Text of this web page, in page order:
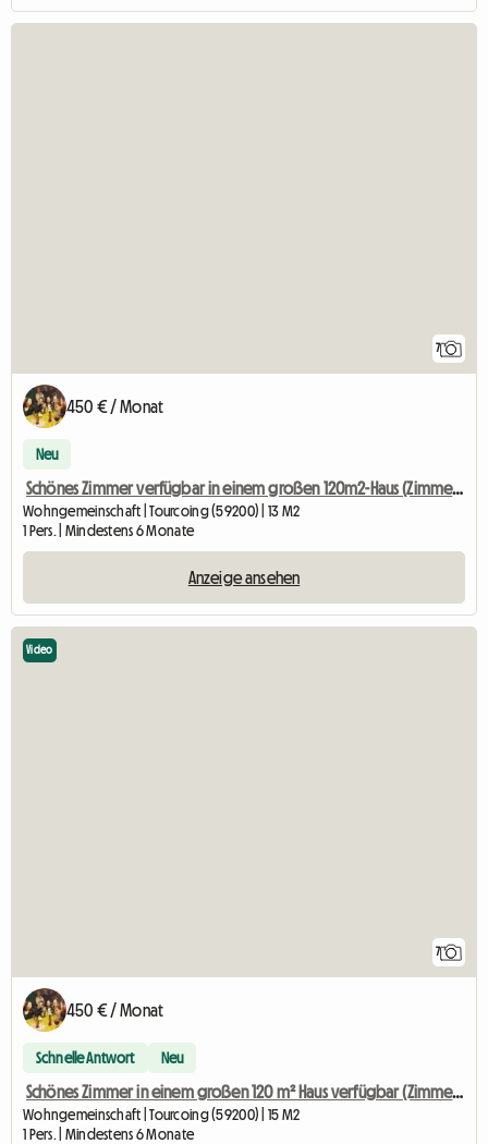
7
450 € / Monat
Neu
Schönes Zimmer verfügbar in einem großen 120m2-Haus (Zimmer 3)
Wohngemeinschaft | Tourcoing (59200) | 13 M2
1 Pers. | Mindestens 6 Monate
Anzeige ansehen
7
Video
450 € / Monat
Schnelle Antwort Neu
Schönes Zimmer in einem großen 120 m² Haus verfügbar (Zimmer 2)
Wohngemeinschaft | Tourcoing (59200) | 15 M2
1 Pers. | Mindestens 6 Monate